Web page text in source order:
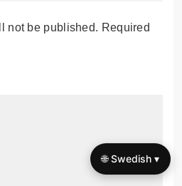
not be published. Required
🌐 Swedish ▾